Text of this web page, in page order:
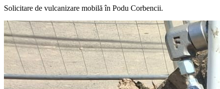
Solicitare de vulcanizare mobilă în Podu Corbencii.